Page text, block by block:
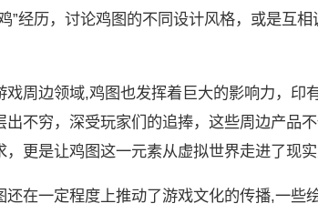
”经历，讨论鸡图的不同设计风格，或是互
戏周边领域,鸡图也发挥着巨大的影响力，印
出不穷，深受玩家们的追捧，这些周边产品
，更是让鸡图这一元素从虚拟世界走进了现实
还在一定程度上推动了游戏文化的传播,一些